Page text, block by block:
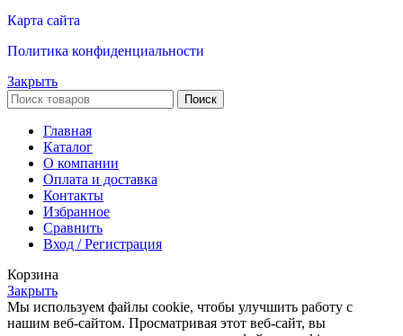
Карта сайта
Политика конфиденциальности
Закрыть
Поиск
Главная
Каталог
О компании
Оплата и доставка
Контакты
Избранное
Сравнить
Вход / Регистрация
Корзина
Закрыть
Мы используем файлы cookie, чтобы улучшить работу с
нашим веб-сайтом. Просматривая этот веб-сайт, вы